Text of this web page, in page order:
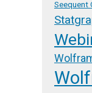
Seequent